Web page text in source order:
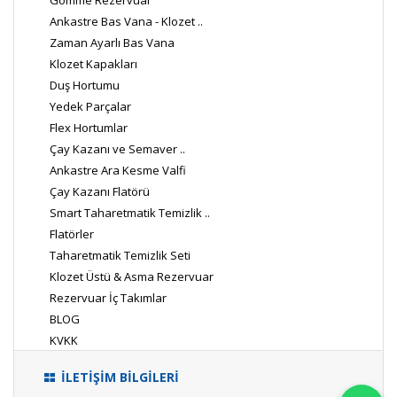
Ankastre Bas Vana - Klozet ..
Zaman Ayarlı Bas Vana
Klozet Kapakları
Duş Hortumu
Yedek Parçalar
Flex Hortumlar
Çay Kazanı ve Semaver ..
Ankastre Ara Kesme Valfi
Çay Kazanı Flatörü
Smart Taharetmatik Temizlik ..
Flatörler
Taharetmatik Temizlik Seti
Klozet Üstü & Asma Rezervuar
Rezervuar İç Takımlar
BLOG
KVKK
İLETİŞİM BİLGİLERİ